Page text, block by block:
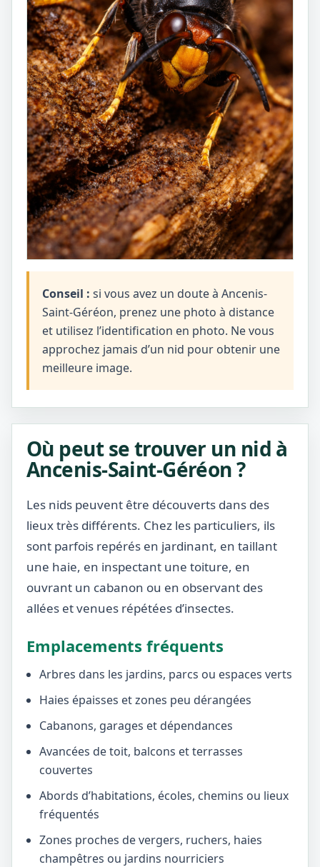
Conseil : si vous avez un doute à Ancenis-
Saint-Géréon, prenez une photo à distance
et utilisez l’identification en photo. Ne vous
approchez jamais d’un nid pour obtenir une
meilleure image.
Où peut se trouver un nid à
Ancenis-Saint-Géréon ?
Les nids peuvent être découverts dans des
lieux très différents. Chez les particuliers, ils
sont parfois repérés en jardinant, en taillant
une haie, en inspectant une toiture, en
ouvrant un cabanon ou en observant des
allées et venues répétées d’insectes.
Emplacements fréquents
Arbres dans les jardins, parcs ou espaces verts
Haies épaisses et zones peu dérangées
Cabanons, garages et dépendances
Avancées de toit, balcons et terrasses
couvertes
Abords d’habitations, écoles, chemins ou lieux
fréquentés
Zones proches de vergers, ruchers, haies
champêtres ou jardins nourriciers